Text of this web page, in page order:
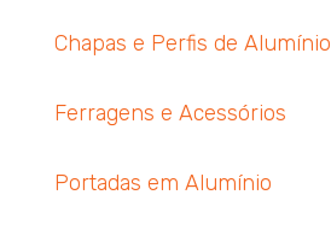
Chapas e Perfis de Alumínio
Ferragens e Acessórios
Portadas em Alumínio